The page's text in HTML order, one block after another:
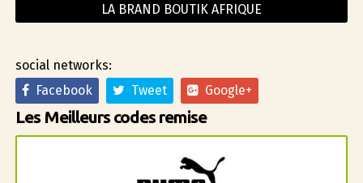
LA BRAND BOUTIK AFRIQUE
social networks:
Facebook
Tweet Google+
Les Meilleurs codes remise